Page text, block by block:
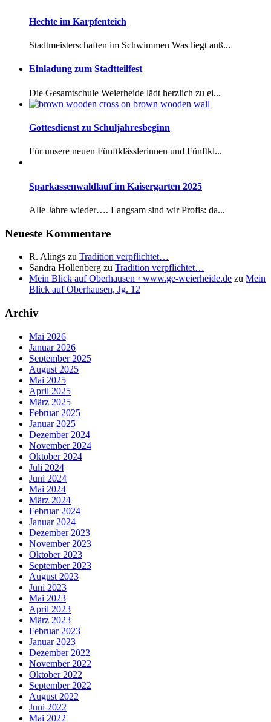
Hechte im Karpfenteich
Stadtmeisterschaften im Schwimmen Was liegt auß...
Einladung zum Stadtteilfest
Die Gesamtschule Weierheide lädt herzlich zu ei...
Gottesdienst zu Schuljahresbeginn
Für unsere neuen Fünftklässlerinnen und Fünftkl...
Sparkassenwaldlauf im Kaisergarten 2025
Alle Jahre wieder…. Langsam sind wir Profis: da...
Neueste Kommentare
R. Alings zu Tradition verpflichtet…
Sandra Hollenberg zu Tradition verpflichtet…
Mein Blick auf Oberhausen ‹ www.ge-weierheide.de zu Mein
Blick auf Oberhausen, Jg. 12
Archiv
Mai 2026
Januar 2026
September 2025
August 2025
Mai 2025
April 2025
März 2025
Februar 2025
Januar 2025
Dezember 2024
November 2024
Oktober 2024
Juli 2024
Juni 2024
Mai 2024
März 2024
Februar 2024
Januar 2024
Dezember 2023
November 2023
Oktober 2023
September 2023
August 2023
Juni 2023
Mai 2023
April 2023
März 2023
Februar 2023
Januar 2023
Dezember 2022
November 2022
Oktober 2022
September 2022
August 2022
Juni 2022
Mai 2022